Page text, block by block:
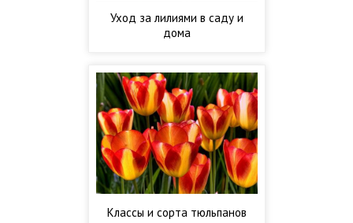
Уход за лилиями в саду и
дома
Классы и сорта тюльпанов